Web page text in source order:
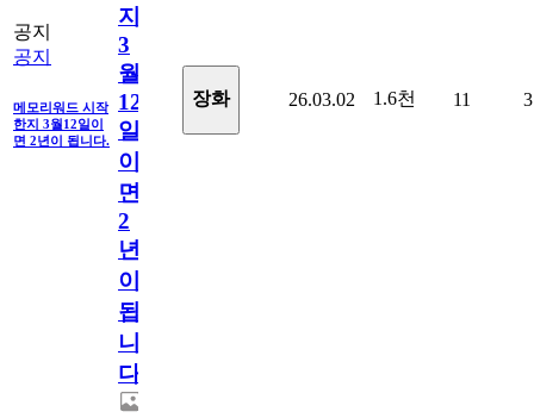
공지
공지
메모리워드 시작
한지 3월12일이
면 2년이 됩니다.
지
3
월
12
일
이
면
2
년
이
됩
니
다.
장화 26.03.02 1.6천 11 3